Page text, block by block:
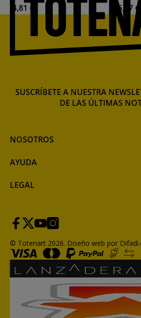
4,81 € 5,77 €
NOSOTROS
AYUDA
LEGAL
SUSCRÍBETE A NUESTRA
DE LAS ÚLTIMAS
© Totenart 2026. Diseño web por